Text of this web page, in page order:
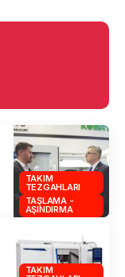
TAKIM
TEZGAHLARI
TAŞLAMA -
AŞINDIRMA
TAKIM